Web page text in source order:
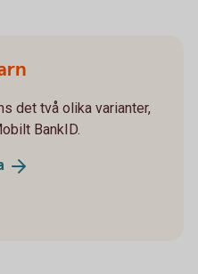
det två olika varianter,
BankID.